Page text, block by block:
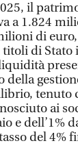
il
a 1.824
di
di
della
tenuto
ai
e dell’1%
del 4%